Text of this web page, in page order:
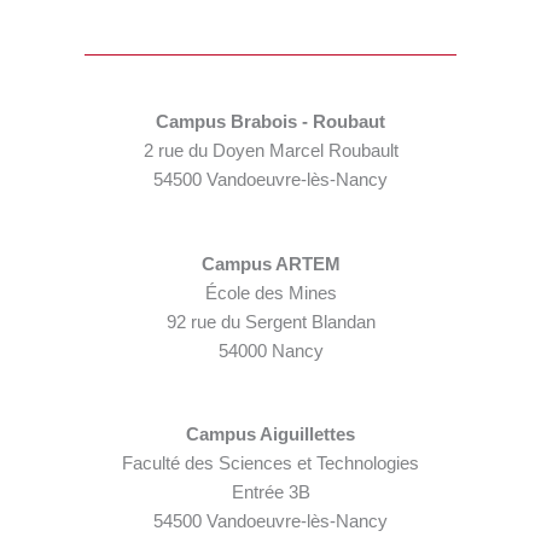
Campus Brabois - Roubaut
2 rue du Doyen Marcel Roubault
54500 Vandoeuvre-lès-Nancy
Campus ARTEM
École des Mines
92 rue du Sergent Blandan
54000 Nancy
Campus Aiguillettes
Faculté des Sciences et Technologies
Entrée 3B
54500 Vandoeuvre-lès-Nancy